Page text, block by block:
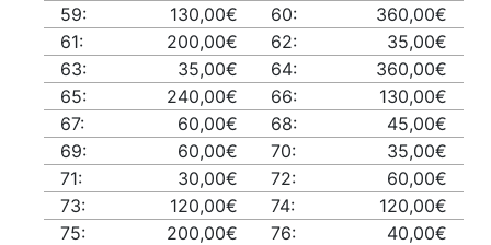
59:
130,00€ 60:
360,00€
61:
200,00€ 62:
35,00€
63:
35,00€ 64:
360,00€
65:
240,00€ 66:
130,00€
67:
60,00€ 68:
45,00€
69:
60,00€ 70:
35,00€
71:
30,00€ 72:
60,00€
73:
120,00€ 74:
120,00€
75:
200,00€ 76:
40,00€